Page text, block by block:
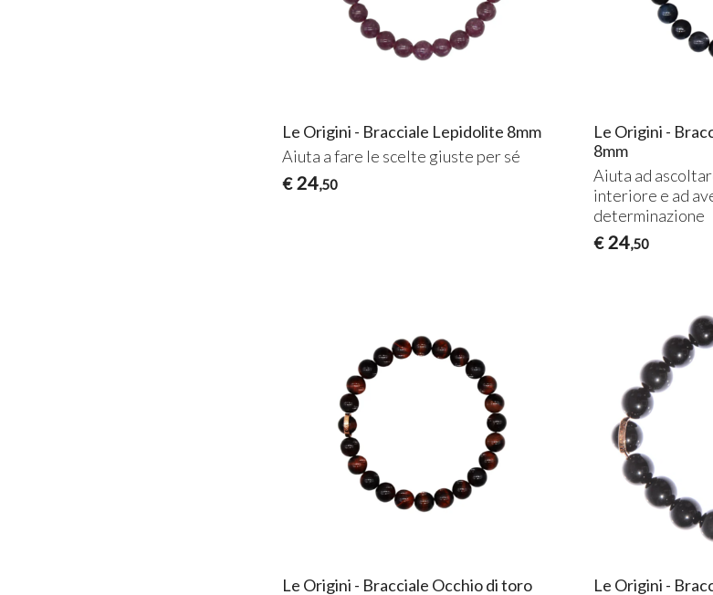
Le Origini - Bracciale Lepidolite 8mm
Aiuta a fare le scelte giuste per sé
€ 24,50
Le Origini -
8mm
Aiuta ad
interiore e ad
determinazione
€ 24,50
Le Origini - Bracciale Occhio di toro
Le Origini -